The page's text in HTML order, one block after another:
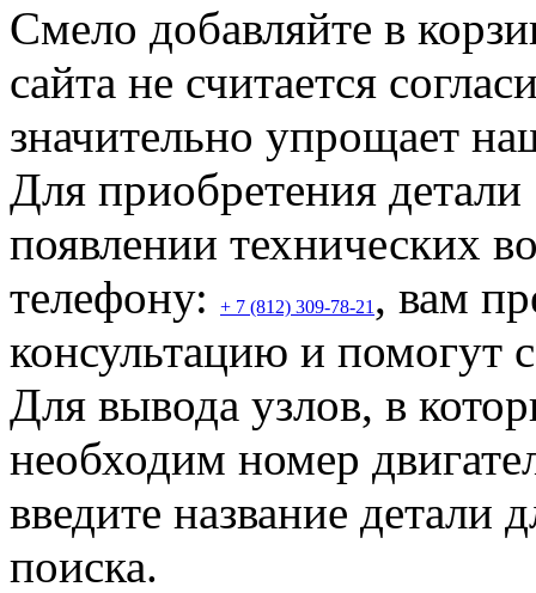
Смело добавляйте в
сайта не считается
значительно упрощает
Для приобретения
появлении технических
телефону:
+ 7 (812) 309-78-21 , вам
консультацию и помогут
Для вывода узлов, в
необходим номер
введите название детали
поиска.